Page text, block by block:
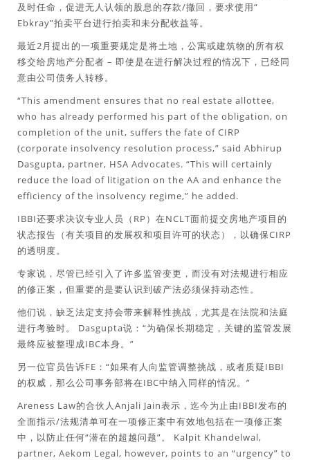
及时任命，促进无人认领的股息的存款/撤回，要求使用“
Ebkray”拍卖平台进行拍卖和未分配收益等。
最近2月提出的一项重要规定是将土地，公寓或建筑物的所有权
移交给房地产分配者 – 即使是在进行解决过程的情况下，已经同
意由公司债务人转移。
“This amendment ensures that no real estate allottee,
who has already performed his part of the obligation, on
completion of the unit, suffers the fate of CIRP
(corporate insolvency resolution process,” said Abhirup
Dasgupta, partner, HSA Advocates. “This will certainly
reduce the load of litigation on the AA and enhance the
efficiency of the insolvency regime,” he added.
IBBI还要求决议专业人员（RP）在NCLT面前提交房地产项目的
状态报告（有关项目的发展权和项目许可的状态），以确保CIRP
的透明度。
专家说，尽管已经引入了许多监管变更，而没有对法规进行相应
的修正案，但重要的是要认识到破产法必须保持动态性。
他们说，缺乏法定支持会带来解释性挑战，尤其是在法院和法庭
进行考验时。 Dasgupta说：“为确保长期稳定，关键的监管发展
最终应被整理成IBC本身。”
另一位官员告诉FE：“如果有人向监管调整挑战，或者质疑IBBI
的权威，那么公司事务部将在IBC中纳入同样的情况。”
Areness Law的合伙人Anjali Jain表示，迄今为止由IBBI发布的
全面指示/法规清单可在一项修正案中有效地包括在一项修正案
中，以防止任何“潜在的超越问题”。 Kalpit Khandelwal,
partner, Aekom Legal, however, points to an “urgency” to